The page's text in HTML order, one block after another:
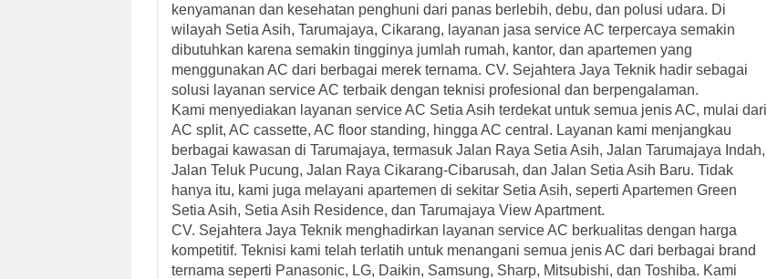
kenyamanan dan kesehatan penghuni dari panas berlebih, debu, dan polusi udara. Di
wilayah Setia Asih, Tarumajaya, Cikarang, layanan jasa service AC terpercaya semakin
dibutuhkan karena semakin tingginya jumlah rumah, kantor, dan apartemen yang
menggunakan AC dari berbagai merek ternama. CV. Sejahtera Jaya Teknik hadir sebagai
solusi layanan service AC terbaik dengan teknisi profesional dan berpengalaman.
Kami menyediakan layanan service AC Setia Asih terdekatuntuk semua jenis AC, mulai dari
AC split, AC cassette, AC floor standing, hingga AC central. Layanan kami menjangkau
berbagai kawasan di Tarumajaya, termasuk Jalan Raya Setia Asih, Jalan Tarumajaya Indah,
Jalan Teluk Pucung, Jalan Raya Cikarang-Cibarusah, dan Jalan Setia Asih Baru. Tidak
hanya itu, kami juga melayani apartemen di sekitar Setia Asih, seperti Apartemen Green
Setia Asih, Setia Asih Residence, dan Tarumajaya View Apartment.
CV. Sejahtera Jaya Teknik menghadirkan layanan service AC berkualitas dengan harga
kompetitif. Teknisi kami telah terlatih untuk menangani semua jenis AC dari berbagai brand
ternama seperti Panasonic, LG, Daikin, Samsung, Sharp, Mitsubishi, dan Toshiba. Kami